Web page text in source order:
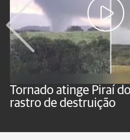
Tornado atinge Piraí
rastro de destruição